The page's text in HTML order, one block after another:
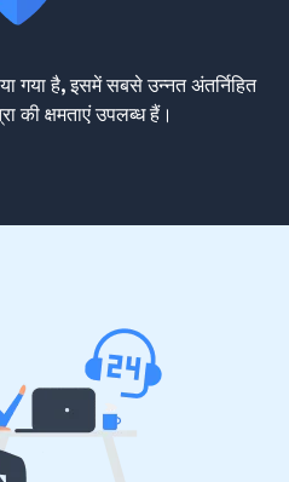
गया है, इसमें सबसे उन्नत अंतर्निहित
की क्षमताएं उपलब्ध हैं।